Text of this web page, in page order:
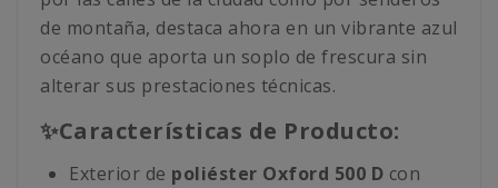
de montaña, destaca ahora en un vibrante azul
océano que aporta un soplo de frescura sin
alterar sus prestaciones técnicas.
✨Características de Producto:
Exterior de poliéster Oxford 500 D con